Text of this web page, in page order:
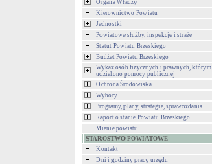
Organa Władzy
Kierownictwo Powiatu
Jednostki
Powiatowe służby, inspekcje i straże
Statut Powiatu Brzeskiego
Budżet Powiatu Brzeskiego
Wykaz osób fizycznych i prawnych, którym
udzielono pomocy publicznej
Ochrona Środowiska
Wybory
Programy, plany, strategie, sprawozdania
Raport o stanie Powiatu Brzeskiego
Mienie powiatu
STAROSTWO POWIATOWE
Kontakt
Dni i godziny pracy urzędu